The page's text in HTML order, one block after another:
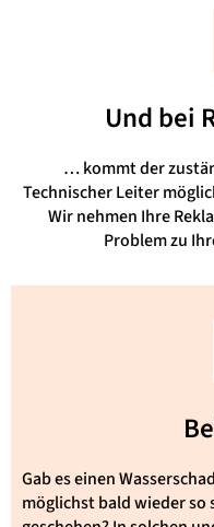
Gab es einen
möglichst bald wieder so
Und bei
… kommt der
Technischer Leiter
Wir nehmen Ihre
Problem zu